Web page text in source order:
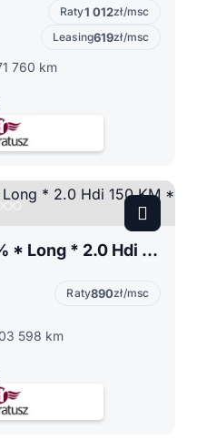
Raty1 012zł/msc
Leasing619zł/msc
760 km
Peugeot Expert Fv23% * Long * 2.0 Hdi 150 KM * Zabudowa * Śliczny
Raty890zł/msc
598 km